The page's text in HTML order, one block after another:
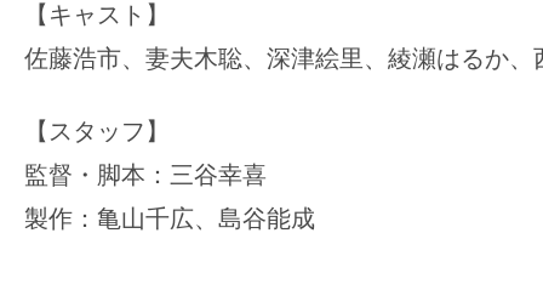
【キャスト】
佐藤浩市、妻夫木聡、深津絵里、綾瀬はるか
【スタッフ】
監督・脚本：三谷幸喜
製作：亀山千広、島谷能成